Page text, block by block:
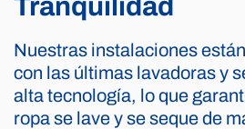
Tranquilidad
Nuestras instalaciones
con las últimas lavadoras y
alta tecnología, lo que
ropa se lave y se seque de